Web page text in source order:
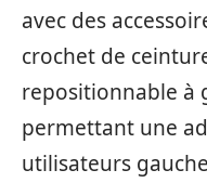
avec des
crochet de
repositionnable à
permettant une
utilisateurs